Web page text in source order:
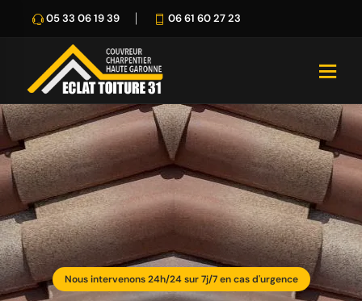
05 33 06 19 39 06 61 60 27 23
Nous intervenons 24h/24 sur 7j/7 en cas d'urgence